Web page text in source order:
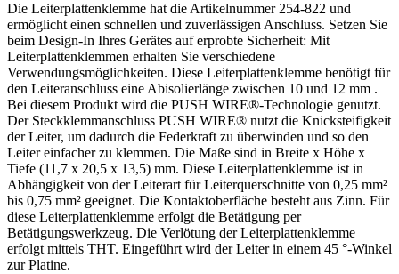
Die Leiterplattenklemme hat die Artikelnummer 254-822 und
ermöglicht einen schnellen und zuverlässigen Anschluss. Setzen Sie
beim Design-In Ihres Gerätes auf erprobte Sicherheit: Mit
Leiterplattenklemmen erhalten Sie verschiedene
Verwendungsmöglichkeiten. Diese Leiterplattenklemme benötigt für
den Leiteranschluss eine Abisolierlänge zwischen 10 und 12 mm .
Bei diesem Produkt wird die PUSH WIRE®-Technologie genutzt.
Der Steckklemmanschluss PUSH WIRE® nutzt die Knicksteifigkeit
der Leiter, um dadurch die Federkraft zu überwinden und so den
Leiter einfacher zu klemmen. Die Maße sind in Breite x Höhe x
Tiefe (11,7 x 20,5 x 13,5) mm. Diese Leiterplattenklemme ist in
Abhängigkeit von der Leiterart für Leiterquerschnitte von 0,25 mm²
bis 0,75 mm² geeignet. Die Kontaktoberfläche besteht aus Zinn. Für
diese Leiterplattenklemme erfolgt die Betätigung per
Betätigungswerkzeug. Die Verlötung der Leiterplattenklemme
erfolgt mittels THT. Eingeführt wird der Leiter in einem 45 °-Winkel
zur Platine.